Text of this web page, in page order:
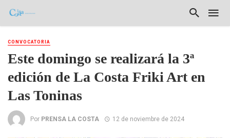
CONVOCATORIA
Este domingo se realizará la 3ª
edición de La Costa Friki Art en
Las Toninas
Por PRENSA LA COSTA 12 de noviembre de 2024